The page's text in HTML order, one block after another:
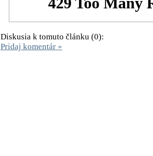
Diskusia k tomuto článku (0):
Pridaj komentár »